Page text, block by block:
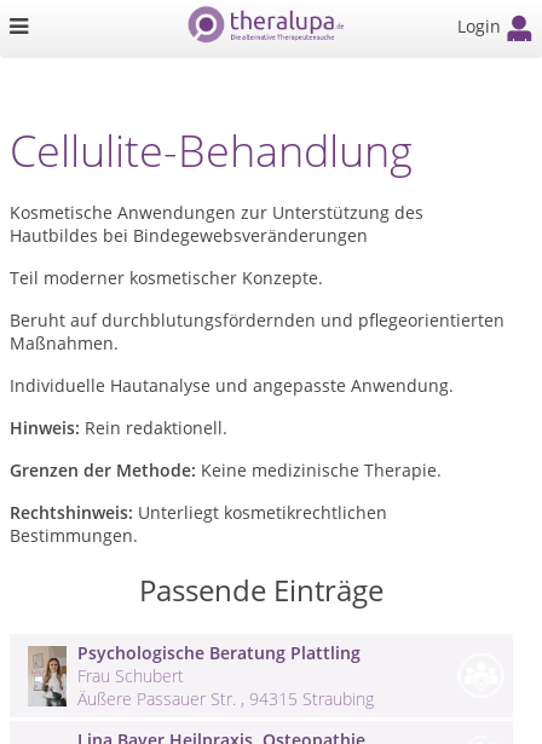
Login
Cellulite-Behandlung
Kosmetische Anwendungen zur Unterstützung des
Hautbildes bei Bindegewebsveränderungen
Teil moderner kosmetischer Konzepte.
Beruht auf durchblutungsfördernden und pflegeorientierten
Maßnahmen.
Individuelle Hautanalyse und angepasste Anwendung.
Hinweis: Rein redaktionell.
Grenzen der Methode: Keine medizinische Therapie.
Rechtshinweis: Unterliegt kosmetikrechtlichen
Bestimmungen.
Passende Einträge
Psychologische Beratung Plattling
Frau Schubert
Äußere Passauer Str. , 94315 Straubing